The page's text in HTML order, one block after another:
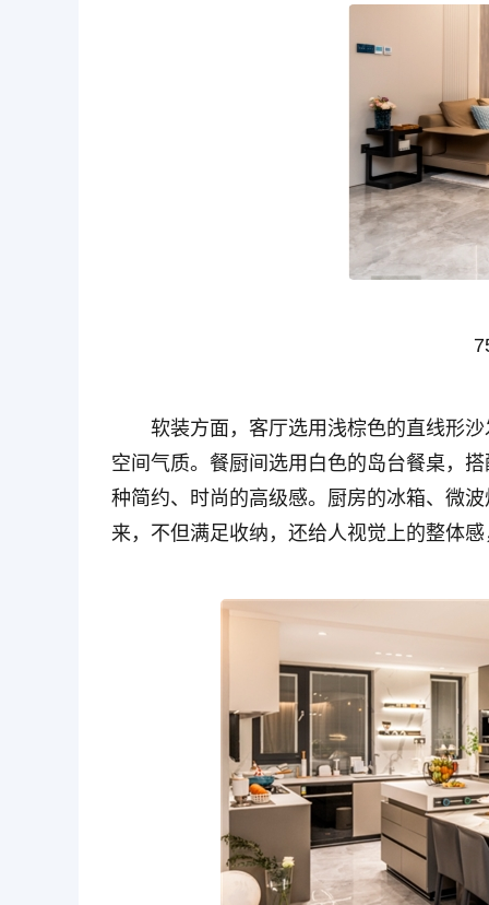
软装方面，客厅选用浅棕色的直线形
空间气质。餐厨间选用白色的岛台餐桌，
种简约、时尚的高级感。厨房的冰箱、微
来，不但满足收纳，还给人视觉上的整体